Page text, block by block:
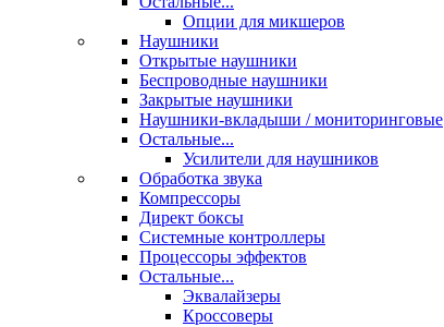
Опции для микшеров
Наушники
Открытые наушники
Беспроводные наушники
Закрытые наушники
Наушники-вкладыши / мониторинговые
Остальные...
Усилители для наушников
Обработка звука
Компрессоры
Директ боксы
Системные контроллеры
Процессоры эффектов
Остальные...
Эквалайзеры
Кроссоверы